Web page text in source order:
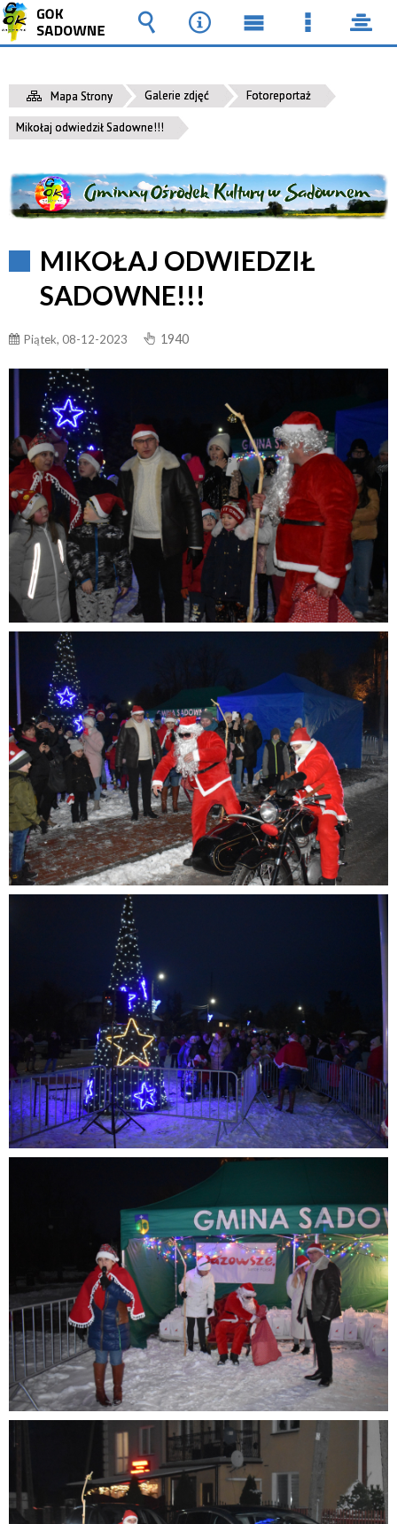
Mapa Strony Galerie zdjęć Fotoreportaż
Mikołaj odwiedził Sadowne!!!
MIKOŁAJ ODWIEDZIŁ
SADOWNE!!!
Piątek, 08-12-2023 1940
Wyszukiwarka
Narzędzia
MenuMenu